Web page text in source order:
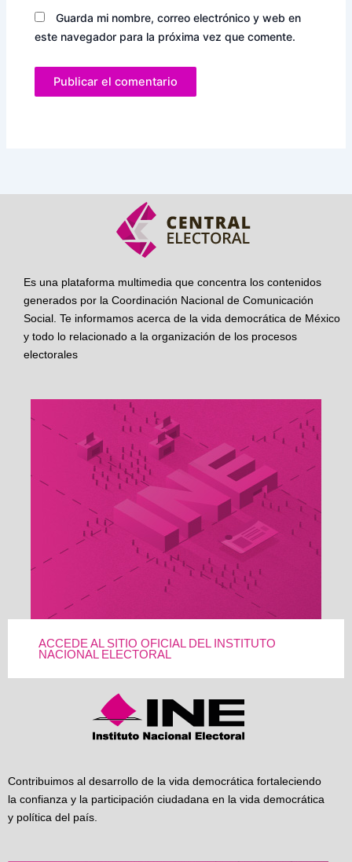
Guarda mi nombre, correo electrónico y web en
este navegador para la próxima vez que comente.
Es una plataforma multimedia que concentra los contenidos
generados por la Coordinación Nacional de Comunicación
Social. Te informamos acerca de la vida democrática de México
y todo lo relacionado a la organización de los procesos
electorales
ACCEDE AL SITIO OFICIAL DEL INSTITUTO
NACIONAL ELECTORAL
Contribuimos al desarrollo de la vida democrática fortaleciendo
la confianza y la participación ciudadana en la vida democrática
y política del país.